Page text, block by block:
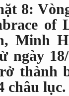
8:
of
Minh
thành
châu lục.